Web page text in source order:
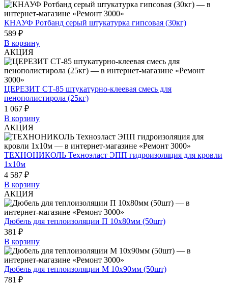
КНАУФ Ротбанд серый штукатурка гипсовая (30кг)
589 ₽
В корзину
АКЦИЯ
ЦЕРЕЗИТ СТ-85 штукатурно-клеевая смесь для
пенополистирола (25кг)
1 067 ₽
В корзину
АКЦИЯ
ТЕХНОНИКОЛЬ Техноэласт ЭПП гидроизоляция для кровли
1х10м
4 587 ₽
В корзину
АКЦИЯ
Дюбель для теплоизоляции П 10х80мм (50шт)
381 ₽
В корзину
Дюбель для теплоизоляции М 10х90мм (50шт)
781 ₽